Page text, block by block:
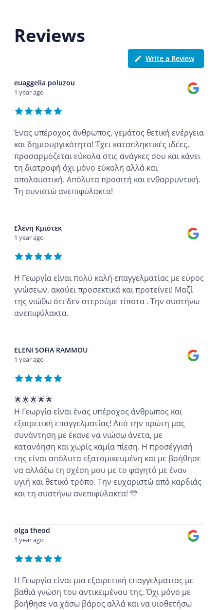
Reviews
Write a Review
euaggelia poluzou
1 year ago
Ένας υπέροχος άνθρωπος, γεμάτος θετική ενέργεια
και δημιουργικότητα! Έχει καταπληκτικές ιδέες,
προσαρμόζεται εύκολα στις ανάγκες σου και κάνει
τη διατροφή όχι μόνο εύκολη αλλά και
απολαυστική. Απόλυτα προσιτή και ενθαρρυντική.
Τη συνιστώ ανεπιφύλακτα!
Ελένη Κμιότεκ
1 year ago
Η Γεωργία είναι πολύ καλή επαγγελματίας με εύρος
γνώσεων, ακούει προσεκτικά και προτείνει! Μαζί
της νιώθω ότι δεν στερούμε τίποτα . Την συστήνω
ανεπιφύλακτα.
ELENI SOFIA RAMMOU
1 year ago
🌟🌟🌟🌟🌟
Η Γεωργία είναι ένας υπέροχος άνθρωπος και
εξαιρετική επαγγελματίας! Από την πρώτη μας
συνάντηση με έκανε να νιώσω άνετα, με
κατανόηση και χωρίς καμία πίεση. Η προσέγγισή
της είναι απόλυτα εξατομικευμένη και με βοήθησε
να αλλάξω τη σχέση μου με το φαγητό με έναν
υγιή και θετικό τρόπο. Την ευχαριστώ από καρδιάς
και τη συστήνω ανεπιφύλακτα! 💛
olga theod
1 year ago
Η Γεωργία είναι μια εξαιρετική επαγγελματίας με
βαθιά γνώση του αντικειμένου της. Όχι μόνο με
βοήθησε να χάσω βάρος αλλά και να υιοθετήσω